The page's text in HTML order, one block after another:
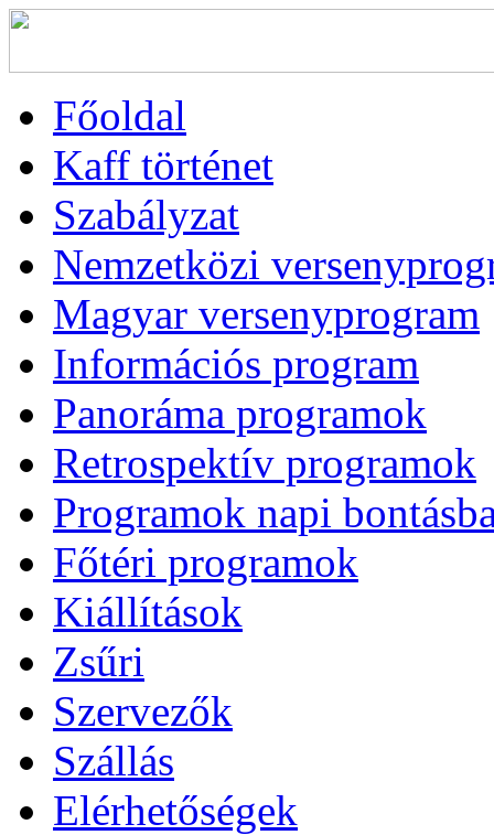
Főoldal
Kaff történet
Szabályzat
Nemzetközi
Magyar versenyprogram
Információs program
Panoráma programok
Retrospektív programok
Programok napi
Főtéri programok
Kiállítások
Zsűri
Szervezők
Szállás
Elérhetőségek